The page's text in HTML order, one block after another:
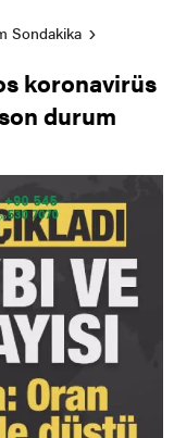
Sondakika
koronavirüs
durum